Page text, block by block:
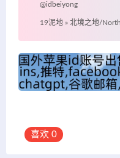
@idbeiyong
19泥地 » 北境之地/
喜欢 0